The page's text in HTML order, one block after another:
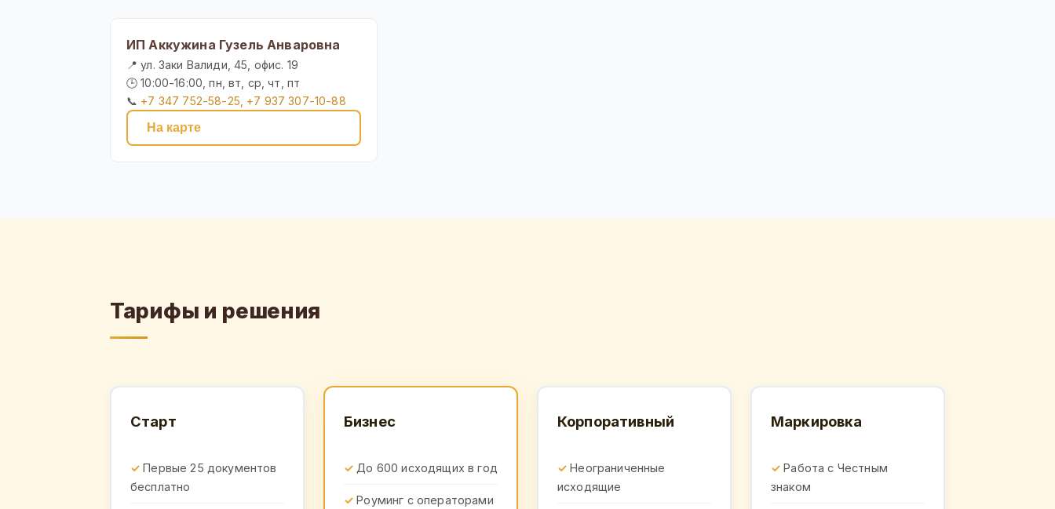
ИП Аккужина Гузель Анваровна
📍 ул. Заки Валиди, 45, офис. 19
🕒 10:00-16:00, пн, вт, ср, чт, пт
📞 +7 347 752-58-25, +7 937 307-10-88
На карте
Тарифы и решения
Старт
Первые 25 документов
бесплатно
Бизнес
До 600 исходящих в год
Роуминг с операторами
Корпоративный
Неограниченные
исходящие
Маркировка
Работа с Честным
знаком